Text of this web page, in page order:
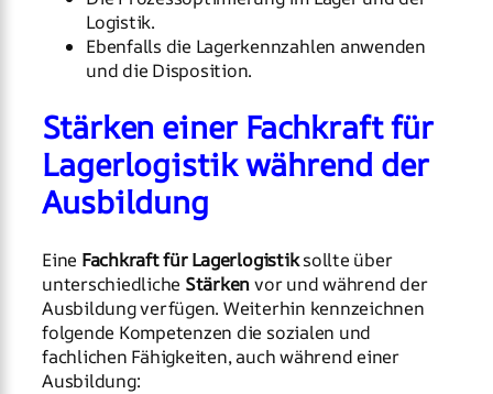
Logistik.
Ebenfalls die Lagerkennzahlen anwenden
und die Disposition.
Stärken einer Fachkraft für
Lagerlogistik während der
Ausbildung
Eine Fachkraft für Lagerlogistiksollte über
unterschiedliche Stärkenvor und während der
Ausbildung verfügen. Weiterhin kennzeichnen
folgende Kompetenzen die sozialen und
fachlichen Fähigkeiten, auch während einer
Ausbildung: